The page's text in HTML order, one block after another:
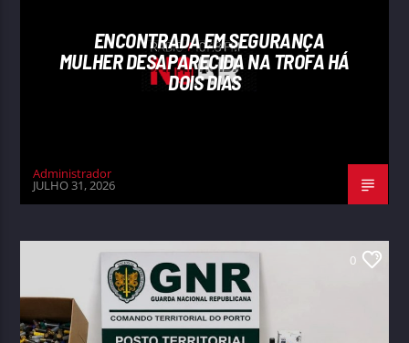
ENCONTRADA EM SEGURANÇA
MULHER DESAPARECIDA NA TROFA HÁ
DOIS DIAS
Administrador
JULHO 31, 2026
0